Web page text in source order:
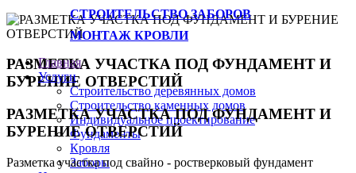
СТРОИТЕЛЬСТВО ЗАБОРОВ
МОНТАЖ КРОВЛИ
Главная
Услуги
Строительство деревянных домов
Строительство каменных домов
Индивидуальное проектирование
Фундаменты
Кровля
Заборы
РАЗМЕТКА УЧАСТКА ПОД ФУНДАМЕНТ И
БУРЕНИЕ ОТВЕРСТИЙ
РАЗМЕТКА УЧАСТКА ПОД ФУНДАМЕНТ И
БУРЕНИЕ ОТВЕРСТИЙ
Разметка участка под свайно - ростверковый фундамент